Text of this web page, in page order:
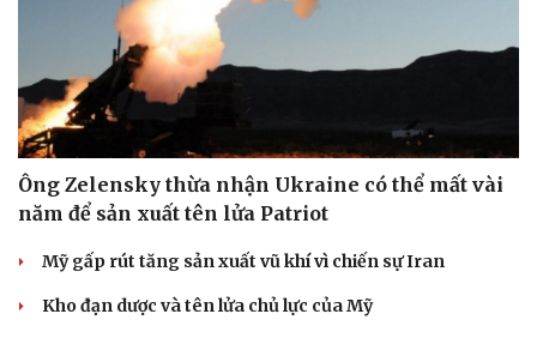
Ông Zelensky thừa nhận Ukraine có thể mất vài
năm để sản xuất tên lửa Patriot
Mỹ gấp rút tăng sản xuất vũ khí vì chiến sự Iran
Kho đạn dược và tên lửa chủ lực của Mỹ